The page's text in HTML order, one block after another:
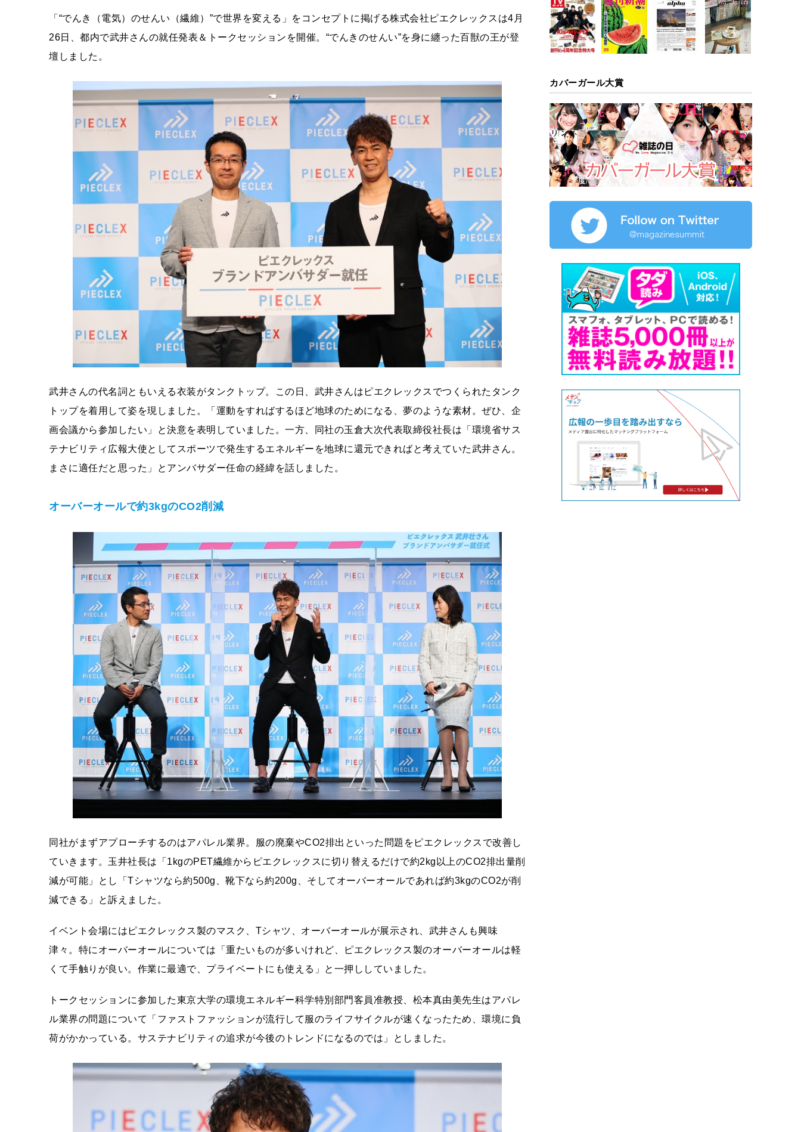
「“でんき（電気）のせんい（繊維）”で世界を変える」をコンセプトに掲げる株式会社ピエクレックスは4月
26日、都内で武井さんの就任発表＆トークセッションを開催。“でんきのせんい”を身に纏った百獣の王が登
壇しました。
武井さんの代名詞ともいえる衣装がタンクトップ。この日、武井さんはピエクレックスでつくられたタンク
トップを着用して姿を現しました。「運動をすればするほど地球のためになる、夢のような素材。ぜひ、企
画会議から参加したい」と決意を表明していました。一方、同社の玉倉大次代表取締役社長は「環境省サス
テナビリティ広報大使としてスポーツで発生するエネルギーを地球に還元できればと考えていた武井さん。
まさに適任だと思った」とアンバサダー任命の経緯を話しました。
オーバーオールで約3kgのCO2削減
同社がまずアプローチするのはアパレル業界。服の廃棄やCO2排出といった問題をピエクレックスで改善し
ていきます。玉井社長は「1kgのPET繊維からピエクレックスに切り替えるだけで約2kg以上のCO2排出量削
減が可能」とし「Tシャツなら約500g、靴下なら約200g、そしてオーバーオールであれば約3kgのCO2が削
減できる」と訴えました。
イベント会場にはピエクレックス製のマスク、Tシャツ、オーバーオールが展示され、武井さんも興味
津々。特にオーバーオールについては「重たいものが多いけれど、ピエクレックス製のオーバーオールは軽
くて手触りが良い。作業に最適で、プライベートにも使える」と一押ししていました。
トークセッションに参加した東京大学の環境エネルギー科学特別部門客員准教授、松本真由美先生はアパレ
ル業界の問題について「ファストファッションが流行して服のライフサイクルが速くなったため、環境に負
荷がかかっている。サステナビリティの追求が今後のトレンドになるのでは」としました。
カバーガール大賞